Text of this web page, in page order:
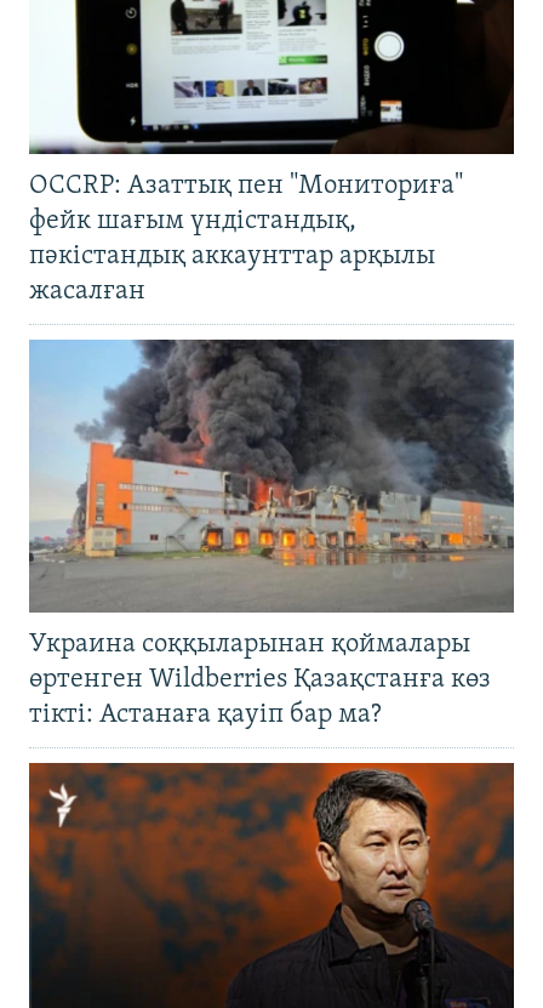
OCCRP: Азаттық пен "Мониториға"
фейк шағым үндістандық,
пәкістандық аккаунттар арқылы
жасалған
Украина соққыларынан қоймалары
өртенген Wildberries Қазақстанға көз
тікті: Астанаға қауіп бар ма?